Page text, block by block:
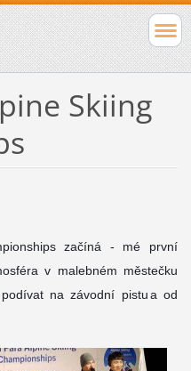
Skiing
začíná - mé první
v malebném městečku
na závodní pistua od